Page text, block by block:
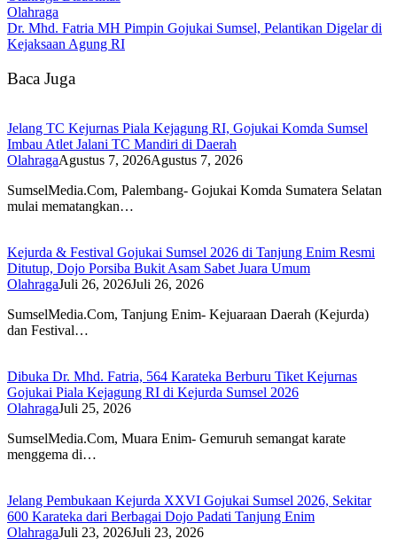
Olahraga
Dr. Mhd. Fatria MH Pimpin Gojukai Sumsel, Pelantikan Digelar di
Kejaksaan Agung RI
Baca Juga
Jelang TC Kejurnas Piala Kejagung RI, Gojukai Komda Sumsel
Imbau Atlet Jalani TC Mandiri di Daerah
OlahragaAgustus 7, 2026Agustus 7, 2026
SumselMedia.Com, Palembang- Gojukai Komda Sumatera Selatan
mulai mematangkan…
Kejurda & Festival Gojukai Sumsel 2026 di Tanjung Enim Resmi
Ditutup, Dojo Porsiba Bukit Asam Sabet Juara Umum
OlahragaJuli 26, 2026Juli 26, 2026
SumselMedia.Com, Tanjung Enim- Kejuaraan Daerah (Kejurda)
dan Festival…
Dibuka Dr. Mhd. Fatria, 564 Karateka Berburu Tiket Kejurnas
Gojukai Piala Kejagung RI di Kejurda Sumsel 2026
OlahragaJuli 25, 2026
SumselMedia.Com, Muara Enim- Gemuruh semangat karate
menggema di…
Jelang Pembukaan Kejurda XXVI Gojukai Sumsel 2026, Sekitar
600 Karateka dari Berbagai Dojo Padati Tanjung Enim
OlahragaJuli 23, 2026Juli 23, 2026